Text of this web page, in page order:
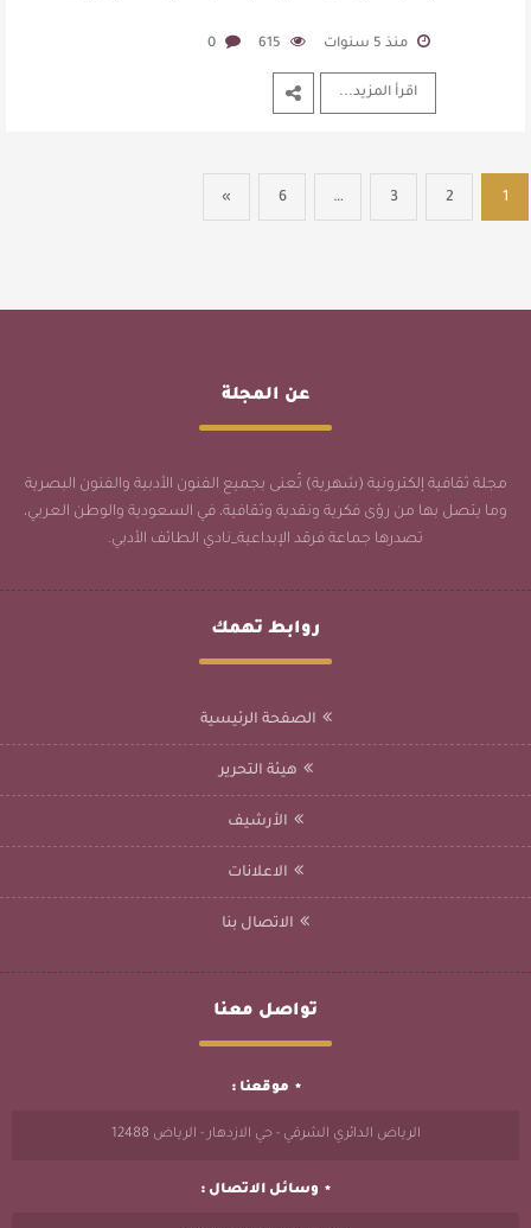
منذ 5 سنوات 615
0
اقرأ المزيد...
1
2
3
…
6
»
عن المجلة
مجلة ثقافية إلكترونية (شهرية) تُعنى بجميع الفنون الأدبية والفنون البصرية
وما يتصل بها من رؤى فكرية ونقدية وثقافية، في السعودية والوطن العربي،
تصدرها جماعة فرقد الإبداعية_نادي الطائف الأدبي.
روابط تهمك
الصفحة الرئيسية
هيئة التحرير
الأرشيف
الاعلانات
الاتصال بنا
تواصل معنا
موقعنا :
الرياض الدائري الشرقي - حي الازدهار - الرياض 12488
وسائل الاتصال :